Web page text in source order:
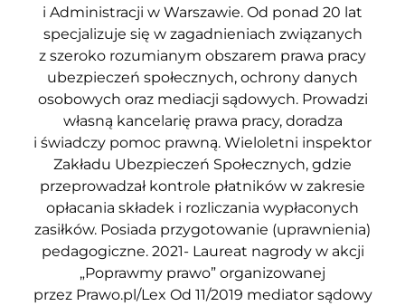
i Administracji w Warszawie. Od ponad 20 lat
specjalizuje się w zagadnieniach związanych
z szeroko rozumianym obszarem prawa pracy
ubezpieczeń społecznych, ochrony danych
osobowych oraz mediacji sądowych. Prowadzi
własną kancelarię prawa pracy, doradza
i świadczy pomoc prawną. Wieloletni inspektor
Zakładu Ubezpieczeń Społecznych, gdzie
przeprowadzał kontrole płatników w zakresie
opłacania składek i rozliczania wypłaconych
zasiłków. Posiada przygotowanie (uprawnienia)
pedagogiczne. 2021- Laureat nagrody w akcji
„Poprawmy prawo” organizowanej
przez Prawo.pl/Lex Od 11/2019 mediator sądowy